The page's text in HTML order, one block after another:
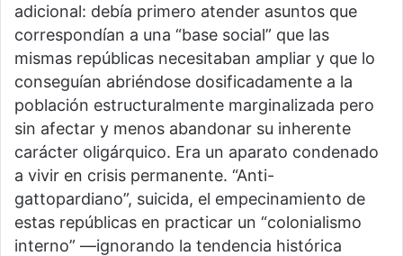
adicional: debía primero atender asuntos que
correspondían a una “base social” que las
mismas repúblicas necesitaban ampliar y que lo
conseguían abriéndose dosificadamente a la
población estructuralmente marginalizada pero
sin afectar y menos abandonar su inherente
carácter oligárquico. Era un aparato condenado
a vivir en crisis permanente. “Anti-
gattopardiano”, suicida, el empecinamiento de
estas repúblicas en practicar un “colonialismo
interno” —ignorando la tendencia histórica